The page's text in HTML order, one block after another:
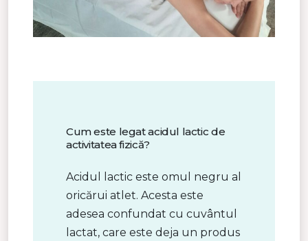
Cum este legat acidul lactic de
activitatea fizică?
Acidul lactic este omul negru al
oricărui atlet. Acesta este
adesea confundat cu cuvântul
lactat, care este deja un produs